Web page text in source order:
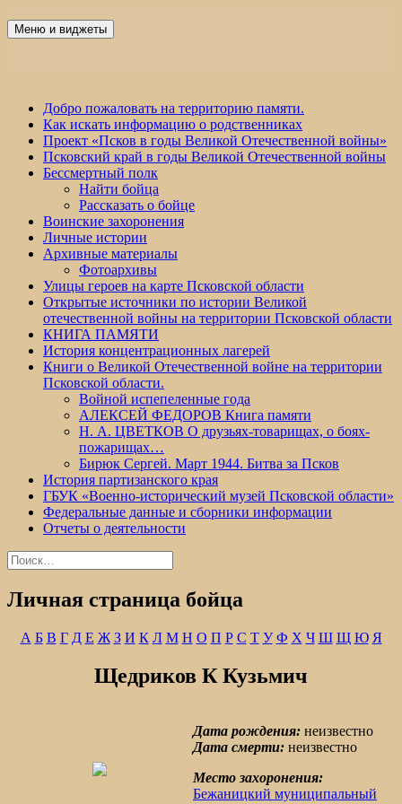
Победа 60
Меню и виджеты
Добро пожаловать на территорию памяти.
Как искать информацию о родственниках
Проект «Псков в годы Великой Отечественной войны»
Псковский край в годы Великой Отечественной войны
Бессмертный полк
Найти бойца
Рассказать о бойце
Воинские захоронения
Личные истории
Архивные материалы
Фотоархивы
Улицы героев на карте Псковской области
Открытые источники по истории Великой
отечественной войны на территории Псковской области
КНИГА ПАМЯТИ
История концентрационных лагерей
Книги о Великой Отечественной войне на территории
Псковской области.
Войной испепеленные года
АЛЕКСЕЙ ФЕДОРОВ Книга памяти
Н. А. ЦВЕТКОВ О друзьях-товарищах, о боях-
пожарищах…
Бирюк Сергей. Март 1944. Битва за Псков
История партизанского края
ГБУК «Военно-исторический музей Псковской области»
Федеральные данные и сборники информации
Отчеты о деятельности
Найти:
Личная страница бойца
А Б В Г Д Е Ж З И К Л М Н О П Р С Т У Ф Х Ч Ш Щ Ю Я
Щедриков К Кузьмич
Дата рождения: неизвестно
Дата смерти: неизвестно
Место захоронения:
Бежаницкий муниципальный